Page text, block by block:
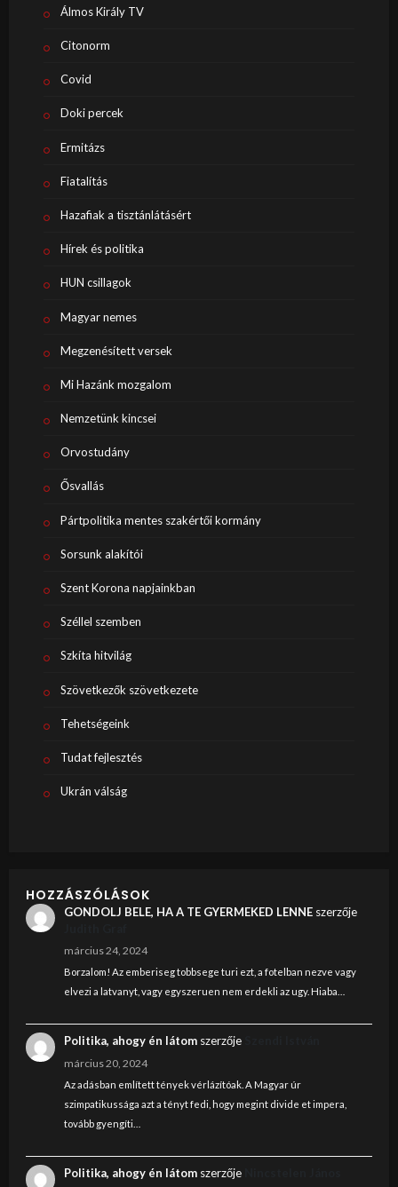
Álmos Király TV
Citonorm
Covid
Doki percek
Ermitázs
Fiatalítás
Hazafiak a tisztánlátásért
Hírek és politika
HUN csillagok
Magyar nemes
Megzenésített versek
Mi Hazánk mozgalom
Nemzetünk kincsei
Orvostudány
Ősvallás
Pártpolitika mentes szakértői kormány
Sorsunk alakítói
Szent Korona napjainkban
Széllel szemben
Szkíta hitvilág
Szövetkezők szövetkezete
Tehetségeink
Tudat fejlesztés
Ukrán válság
HOZZÁSZÓLÁSOK
GONDOLJ BELE, HA A TE GYERMEKED LENNEszerzője
március 24, 2024
Borzalom! Az emberiseg tobbsege turi ezt, a fotelban nezve vagy
elvezi a latvanyt, vagy egyszeruen nem erdekli az ugy. Hiaba…
Politika, ahogy én látomszerzője
március 20, 2024
Az adásban említett tények vérlázítóak. A Magyar úr
szimpatikussága azt a tényt fedi, hogy megint divide et impera,
tovább gyengíti…
Politika, ahogy én látomszerzője